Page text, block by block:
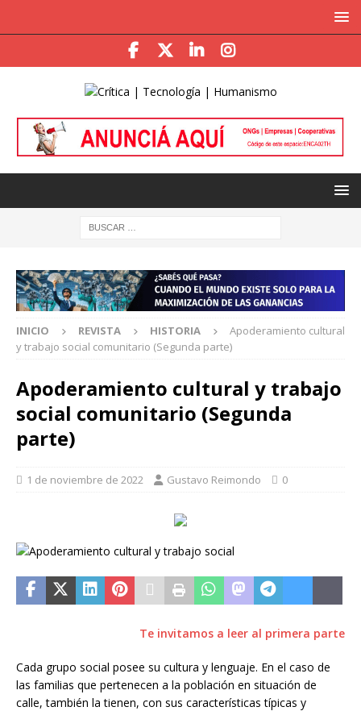
INICIO REVISTA HISTORIA
Apoderamiento cultural
y trabajo social comunitario (Segunda parte)
Apoderamiento cultural y trabajo
social comunitario (Segunda
parte)
1 de noviembre de 2022 Gustavo Reimondo 0
Te invitamos a leer al primera parte
Cada grupo social posee su cultura y lenguaje. En el caso de
las familias que pertenecen a la población en situación de
calle, también la tienen, con sus características típicas y